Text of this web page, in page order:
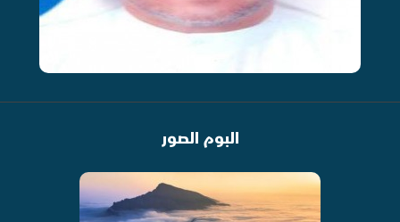
البوم الصور